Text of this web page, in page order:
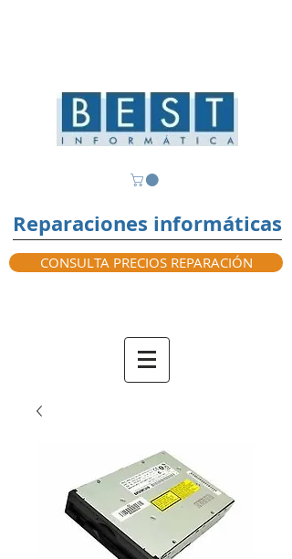
Reparaciones informáticas
CONSULTA PRECIOS REPARACIÓN